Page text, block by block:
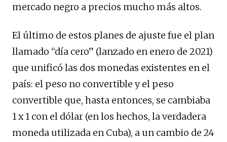
mercado negro a precios mucho más altos.
El último de estos planes de ajuste fue el plan
llamado “día cero” (lanzado en enero de 2021)
que unificó las dos monedas existentes en el
país: el peso no convertible y el peso
convertible que, hasta entonces, se cambiaba
1 x 1 con el dólar (en los hechos, la verdadera
moneda utilizada en Cuba), a un cambio de 24